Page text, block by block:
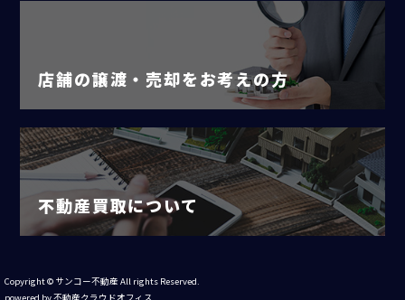
店舗の譲渡・売却をお考えの方
不動産買取について
Copyright © サンコー不動産 All rights Reserved.
powered by 不動産クラウドオフィス